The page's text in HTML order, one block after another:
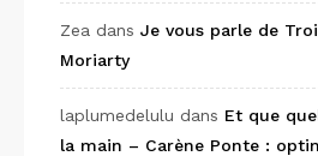
Zea dans Je vous parle de
Moriarty
laplumedelulu dans Et que
la main – Carène Ponte :